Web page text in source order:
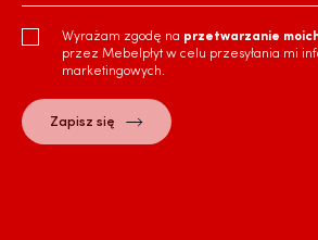
Wyrażam zgodę na przetwarzanie
przez Mebelpłyt w celu przesyłania mi
marketingowych.